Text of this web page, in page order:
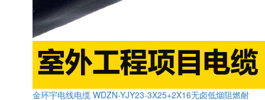
金环宇电线电缆 WDZN-YJY23-3X25+2X16无卤低烟阻燃耐